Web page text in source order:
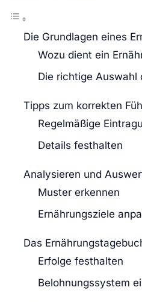
Die Grundlagen eines
Wozu dient ein
Die richtige Auswahl
Tipps zum korrekten
Regelmäßige
Details festhalten
Analysieren und
Muster erkennen
Ernährungsziele
Das
Erfolge festhalten
Belohnungssystem